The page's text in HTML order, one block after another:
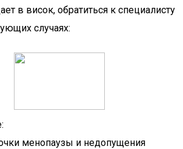
в висок, обратиться к специалисту
случаях:
менопаузы и недопущения